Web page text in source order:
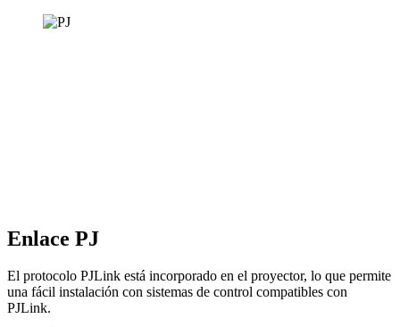
Enlace PJ
El protocolo PJLink está incorporado en el proyector, lo que permite
una fácil instalación con sistemas de control compatibles con
PJLink.